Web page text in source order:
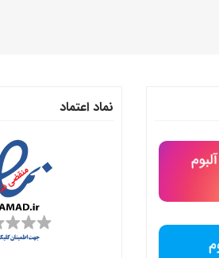
نماد اعتماد